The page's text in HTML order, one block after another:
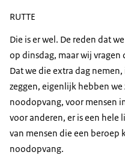
RUTTE
Die is er wel. De reden dat
op dinsdag, maar wij vragen
Dat we die extra dag
zeggen, eigenlijk hebben
noodopvang, voor mensen
voor anderen, er is een
van mensen die een beroep
noodopvang.